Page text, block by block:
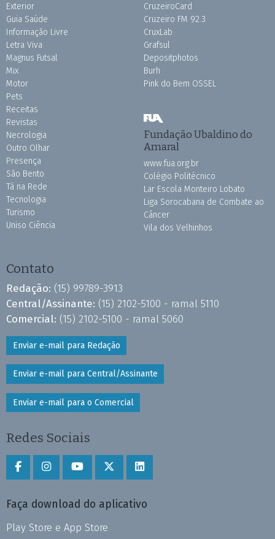
Exterior
Guia Saúde
Informação Livre
Letra Viva
Magnus Futsal
Mix
Motor
Pets
Receitas
Revistas
Necrologia
Outro Olhar
Presença
São Bento
Tá na Rede
Tecnologia
Turismo
Uniso Ciência
CruzeiroCard
Cruzeiro FM 92.3
CruxLab
Grafsul
Depositphotos
Burh
Pink do Bem OSSEL
Fundação Ubaldino do
Amaral
www.fua.org.br
Colégio Politécnico
Lar Escola Monteiro Lobato
Liga Sorocabana de Combate ao
Câncer
Vila dos Velhinhos
Contato
Redação: (15) 99789-3913
Central/Assinante: (15) 2102-5100 - ramal 5110
Comercial: (15) 2102-5100 - ramal 5060
Enviar e-mail para Redação
Enviar e-mail para Central/Assinante
Enviar e-mail para o Comercial
Redes Sociais
Faça download do aplicativo
Play Store e App Store